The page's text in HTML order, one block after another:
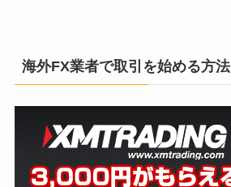
海外FX業者で取引を始める方法